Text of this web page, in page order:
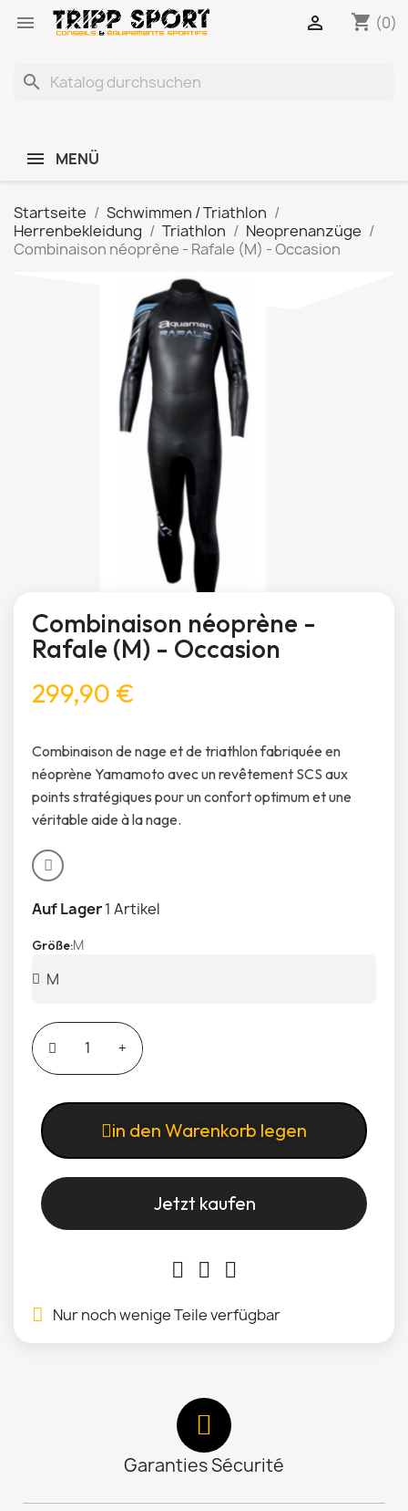
 shopping_cart (0)

search
MENÜ
Startseite
Schwimmen / Triathlon
Herrenbekleidung
Triathlon
Neoprenanzüge
Combinaison néoprène - Rafale (M) - Occasion
Combinaison néoprène -
Rafale (M) - Occasion
299,90 €
Combinaison de nage et de triathlon fabriquée en
néoprène Yamamoto avec un revêtement SCS aux
points stratégiques pour un confort optimum et une
véritable aide à la nage.
Auf Lager1 Artikel
Größe M
in den Warenkorb legen
Jetzt kaufen
Nur noch wenige Teile verfügbar
Garanties Sécurité